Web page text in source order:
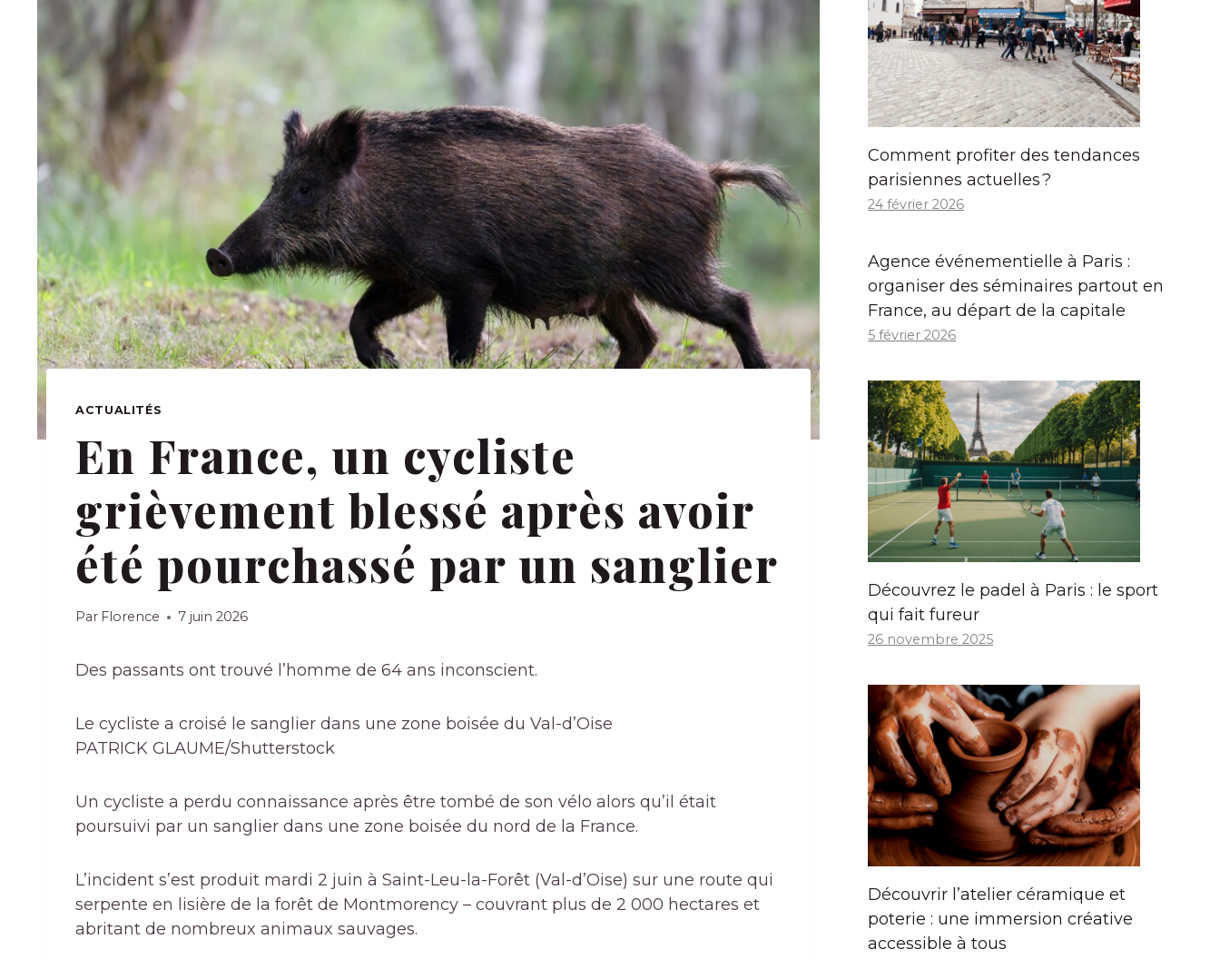
ACTUALITÉS
En France, un cycliste
grièvement blessé après avoir
été pourchassé par un sanglier
Par Florence 7 juin 2026
Des passants ont trouvé l’homme de 64 ans inconscient.
Le cycliste a croisé le sanglier dans une zone boisée du Val-d’Oise
PATRICK GLAUME/Shutterstock
Un cycliste a perdu connaissance après être tombé de son vélo alors qu’il était
poursuivi par un sanglier dans une zone boisée du nord de la France.
L’incident s’est produit mardi 2 juin à Saint-Leu-la-Forêt (Val-d’Oise) sur une route qui
serpente en lisière de la forêt de Montmorency – couvrant plus de 2 000 hectares et
abritant de nombreux animaux sauvages.
Comment profiter des tendances
parisiennes actuelles ?
24 février 2026
Agence événementielle à Paris :
organiser des séminaires partout en
France, au départ de la capitale
5 février 2026
Découvrez le padel à Paris : le sport
qui fait fureur
26 novembre 2025
Découvrir l’atelier céramique et
poterie : une immersion créative
accessible à tous